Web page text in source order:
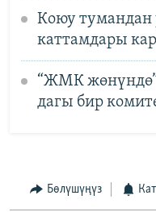
Коюу
каттамдары
“ЖМК
дагы бир
Бөлүшүңүз